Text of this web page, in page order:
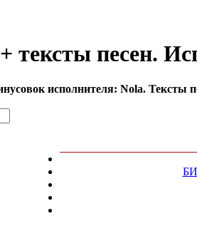
тексты песен.
исполнителя: Nola. Тексты